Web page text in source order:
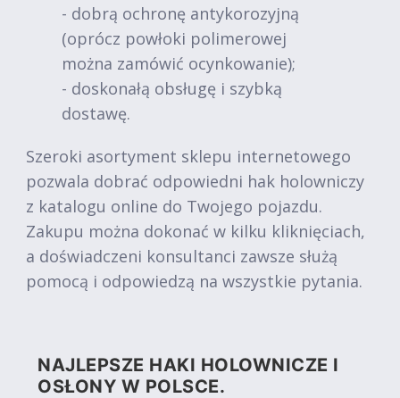
- dobrą ochronę antykorozyjną
(oprócz powłoki polimerowej
można zamówić ocynkowanie);
- doskonałą obsługę i szybką
dostawę.
Szeroki asortyment sklepu internetowego
pozwala dobrać odpowiedni hak holowniczy
z katalogu online do Twojego pojazdu.
Zakupu można dokonać w kilku kliknięciach,
a doświadczeni konsultanci zawsze służą
pomocą i odpowiedzą na wszystkie pytania.
NAJLEPSZE HAKI HOLOWNICZE I
OSŁONY W POLSCE.